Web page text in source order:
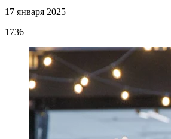
17 января 2025
1736